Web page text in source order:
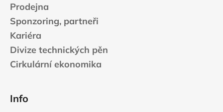
Prodejna
Sponzoring, partneři
Kariéra
Divize technických pěn
Cirkulární ekonomika
Info